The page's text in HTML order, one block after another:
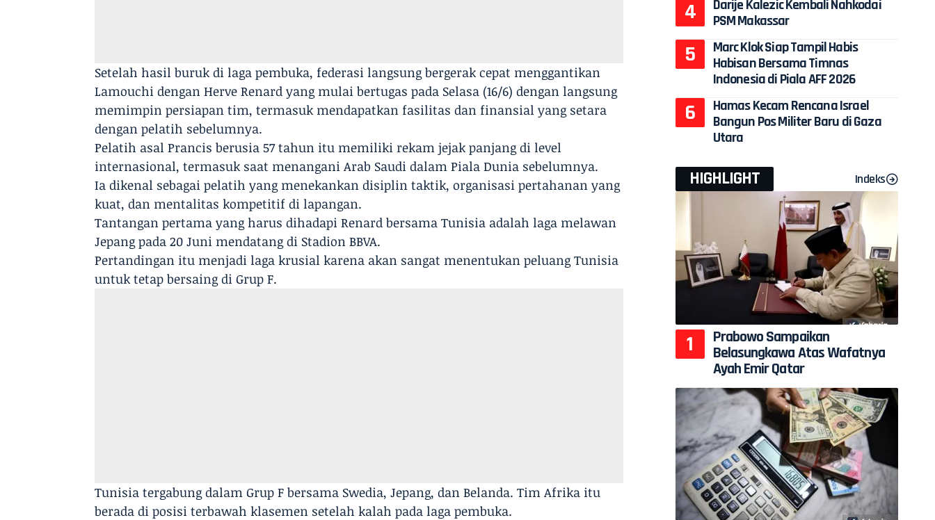
Setelah hasil buruk di laga pembuka, federasi langsung bergerak cepat menggantikan
Lamouchi dengan Herve Renard yang mulai bertugas pada Selasa (16/6) dengan langsung
memimpin persiapan tim, termasuk mendapatkan fasilitas dan finansial yang setara
dengan pelatih sebelumnya.
Pelatih asal Prancis berusia 57 tahun itu memiliki rekam jejak panjang di level
internasional, termasuk saat menangani Arab Saudi dalam Piala Dunia sebelumnya.
Ia dikenal sebagai pelatih yang menekankan disiplin taktik, organisasi pertahanan yang
kuat, dan mentalitas kompetitif di lapangan.
Tantangan pertama yang harus dihadapi Renard bersama Tunisia adalah laga melawan
Jepang pada 20 Juni mendatang di Stadion BBVA.
Pertandingan itu menjadi laga krusial karena akan sangat menentukan peluang Tunisia
untuk tetap bersaing di Grup F.
Tunisia tergabung dalam Grup F bersama Swedia, Jepang, dan Belanda. Tim Afrika itu
berada di posisi terbawah klasemen setelah kalah pada laga pembuka.
Darije Kalezic Kembali Nahkodai
PSM Makassar
Marc Klok Siap Tampil Habis
Habisan Bersama Timnas
Indonesia di Piala AFF 2026
Hamas Kecam Rencana Israel
Bangun Pos Militer Baru di Gaza
Utara
HIGHLIGHT Indeks
Prabowo Sampaikan
Belasungkawa Atas Wafatnya
Ayah Emir Qatar